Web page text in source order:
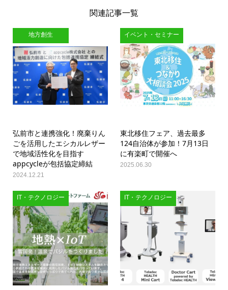
関連記事一覧
地方創生
弘前市と連携強化！廃棄りん
ごを活用したエシカルレザー
で地域活性化を目指す
appcycleが包括協定締結
2024.12.21
イベント・セミナー
東北移住フェア、過去最多
124自治体が参加！7月13日
に有楽町で開催へ
2025.06.30
IT・テクノロジー IT・テクノロジー